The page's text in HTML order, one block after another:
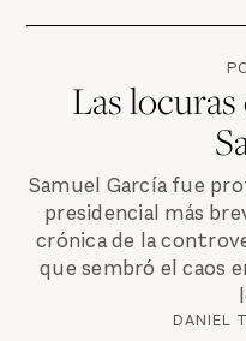
Las
Samuel García fue
presidencial más
crónica de la
que sembró el caos
DANIEL